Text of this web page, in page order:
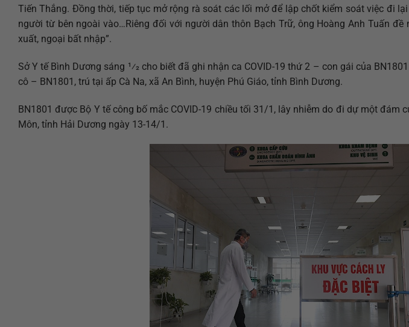
Tiến Thắng. Đồng thời, tiếp tục mở rộng rà soát các lối mở để lập chốt kiểm soát việc đi
người từ bên ngoài vào…Riêng đối với người dân thôn Bạch Trữ, ông Hoàng Anh Tuấn
xuất, ngoại bất nhập”.
Sở Y tế Bình Dương sáng 1⁄2 cho biết đã ghi nhận ca COVID-19 thứ 2 – con gái của
cô – BN1801, trú tại ấp Cà Na, xã An Bình, huyện Phú Giáo, tỉnh Bình Dương.
BN1801 được Bộ Y tế công bố mắc COVID-19 chiều tối 31/1, lây nhiễm do đi dự một đám
Môn, tỉnh Hải Dương ngày 13-14/1.